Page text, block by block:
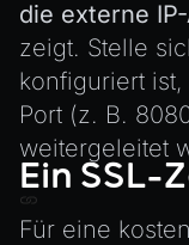
die externe
zeigt. Stelle
konfiguriert
Port (z. B.
weitergeleitet
Ein
Für eine